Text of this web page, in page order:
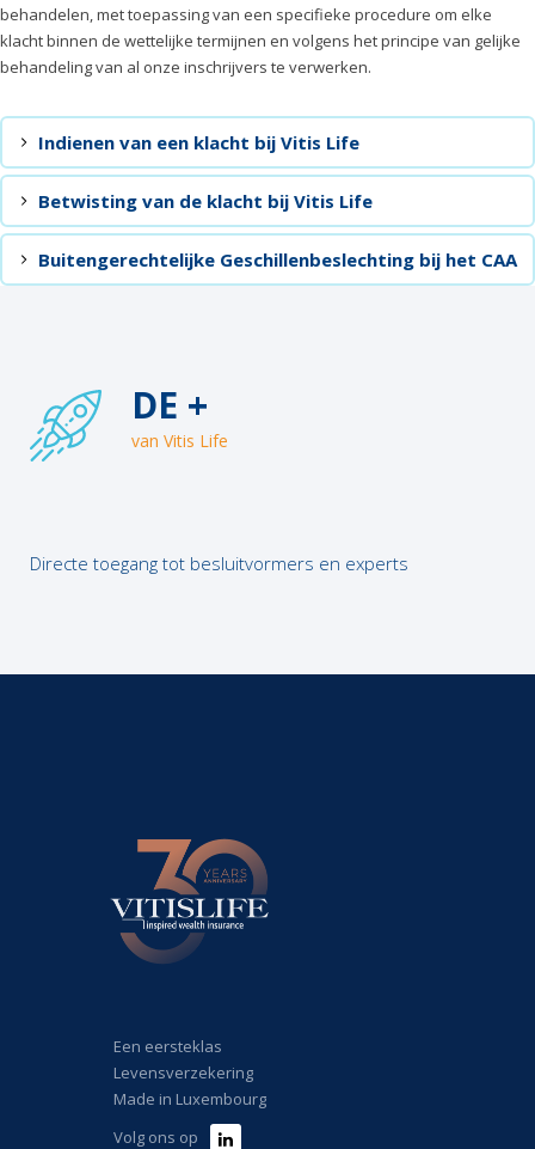
behandelen, met toepassing van een specifieke procedure om elke
klacht binnen de wettelijke termijnen en volgens het principe van gelijke
behandeling van al onze inschrijvers te verwerken.
Indienen van een klacht bij Vitis Life
Betwisting van de klacht bij Vitis Life
Buitengerechtelijke Geschillenbeslechting bij het CAA
DE +
van Vitis Life
Directe toegang tot besluitvormers en experts
Een eersteklas
Levensverzekering
Made in Luxembourg
Volg ons op